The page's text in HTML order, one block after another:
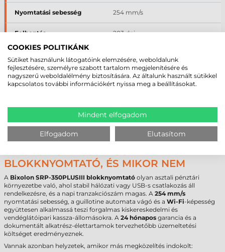
Nyomtatási sebesség 254 mm/s
Felbontás 203 dpi
Interfészek
USB, LAN/Ethernet, Wi-Fi, RS232,
kasszafiók-nyitó port
A teljes műszaki specifikáció a termékoldal „Paraméterek" fülén érhető
MIKOR A LEGJOBB VÁLASZTÁS A
BLOKKNYOMTATÓ, ÉS MIKOR NEM
A Bixolon SRP-350PLUSIII blokknyomtató olyan asztali pénztári
környezetbe való, ahol stabil hálózati vagy USB-s csatlakozás áll
rendelkezésre, és a napi tranzakciószám magas. A 254 mm/s
nyomtatási sebesség, a guillotine automata vágó és a Wi-Fi-képesség
együttesen alkalmassá teszi forgalmas kiskereskedelmi és
vendéglátóipari kassza-állomásokra. A 24 hónapos garancia és a
dokumentált alkatrész-élettartamok tervezhetőbb üzemeltetési
költséget eredményeznek.
Vannak azonban helyzetek, amikor más megközelítés indokolt:
COOKIES POLITIKÁNK
Sütiket használunk látogatóink elemzésére, weboldalunk
fejlesztésére, személyre szabott tartalom megjelenítésére és
nagyszerű weboldalélmény biztosítására. Az általunk használt sütikkel
kapcsolatos további információkért nyissa meg a beállításokat.
Mindent elfogadom
Elfogadom Elutasítom